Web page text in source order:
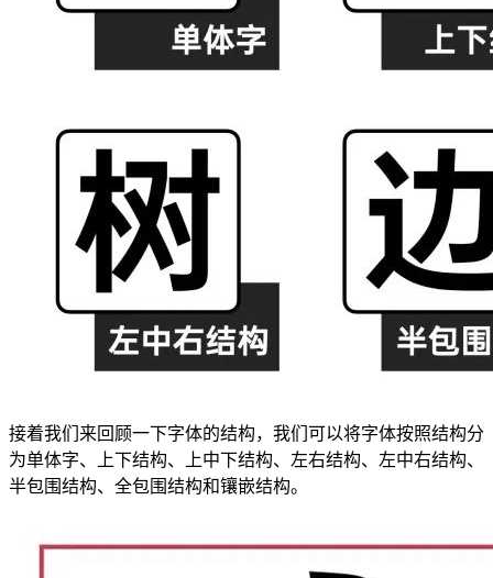
接着我们来回顾一下字体的结构，我们可以将字体按照结构分
为单体字、上下结构、上中下结构、左右结构、左中右结构、
半包围结构、全包围结构和镶嵌结构。